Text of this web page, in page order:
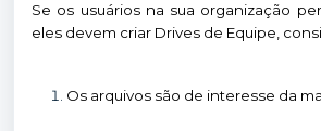
Se os usuários na sua organização
eles devem criar Drives de Equipe,
Os arquivos são de interesse da